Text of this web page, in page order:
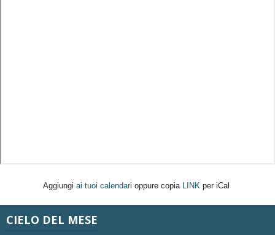
Aggiungi ai tuoi calendari oppure copia LINK per iCal
CIELO DEL MESE